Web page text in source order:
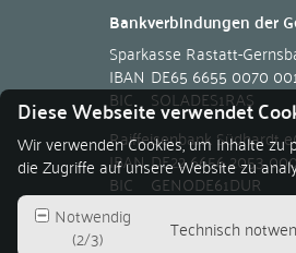
Bankverbindungen der
Sparkasse Rastatt-
IBAN DE65 6655 0070
BIC
SOLADES1RAS
Raiffeisenbank Südhardt
IBANDE22 6656 2053
BIC
GENODE61DUR
Diese Webseite verwendet
Wir verwenden Cookies, um Inhalte zu
die Zugriffe auf unsere Website zu
Notwendig
(2/3)
Technisch